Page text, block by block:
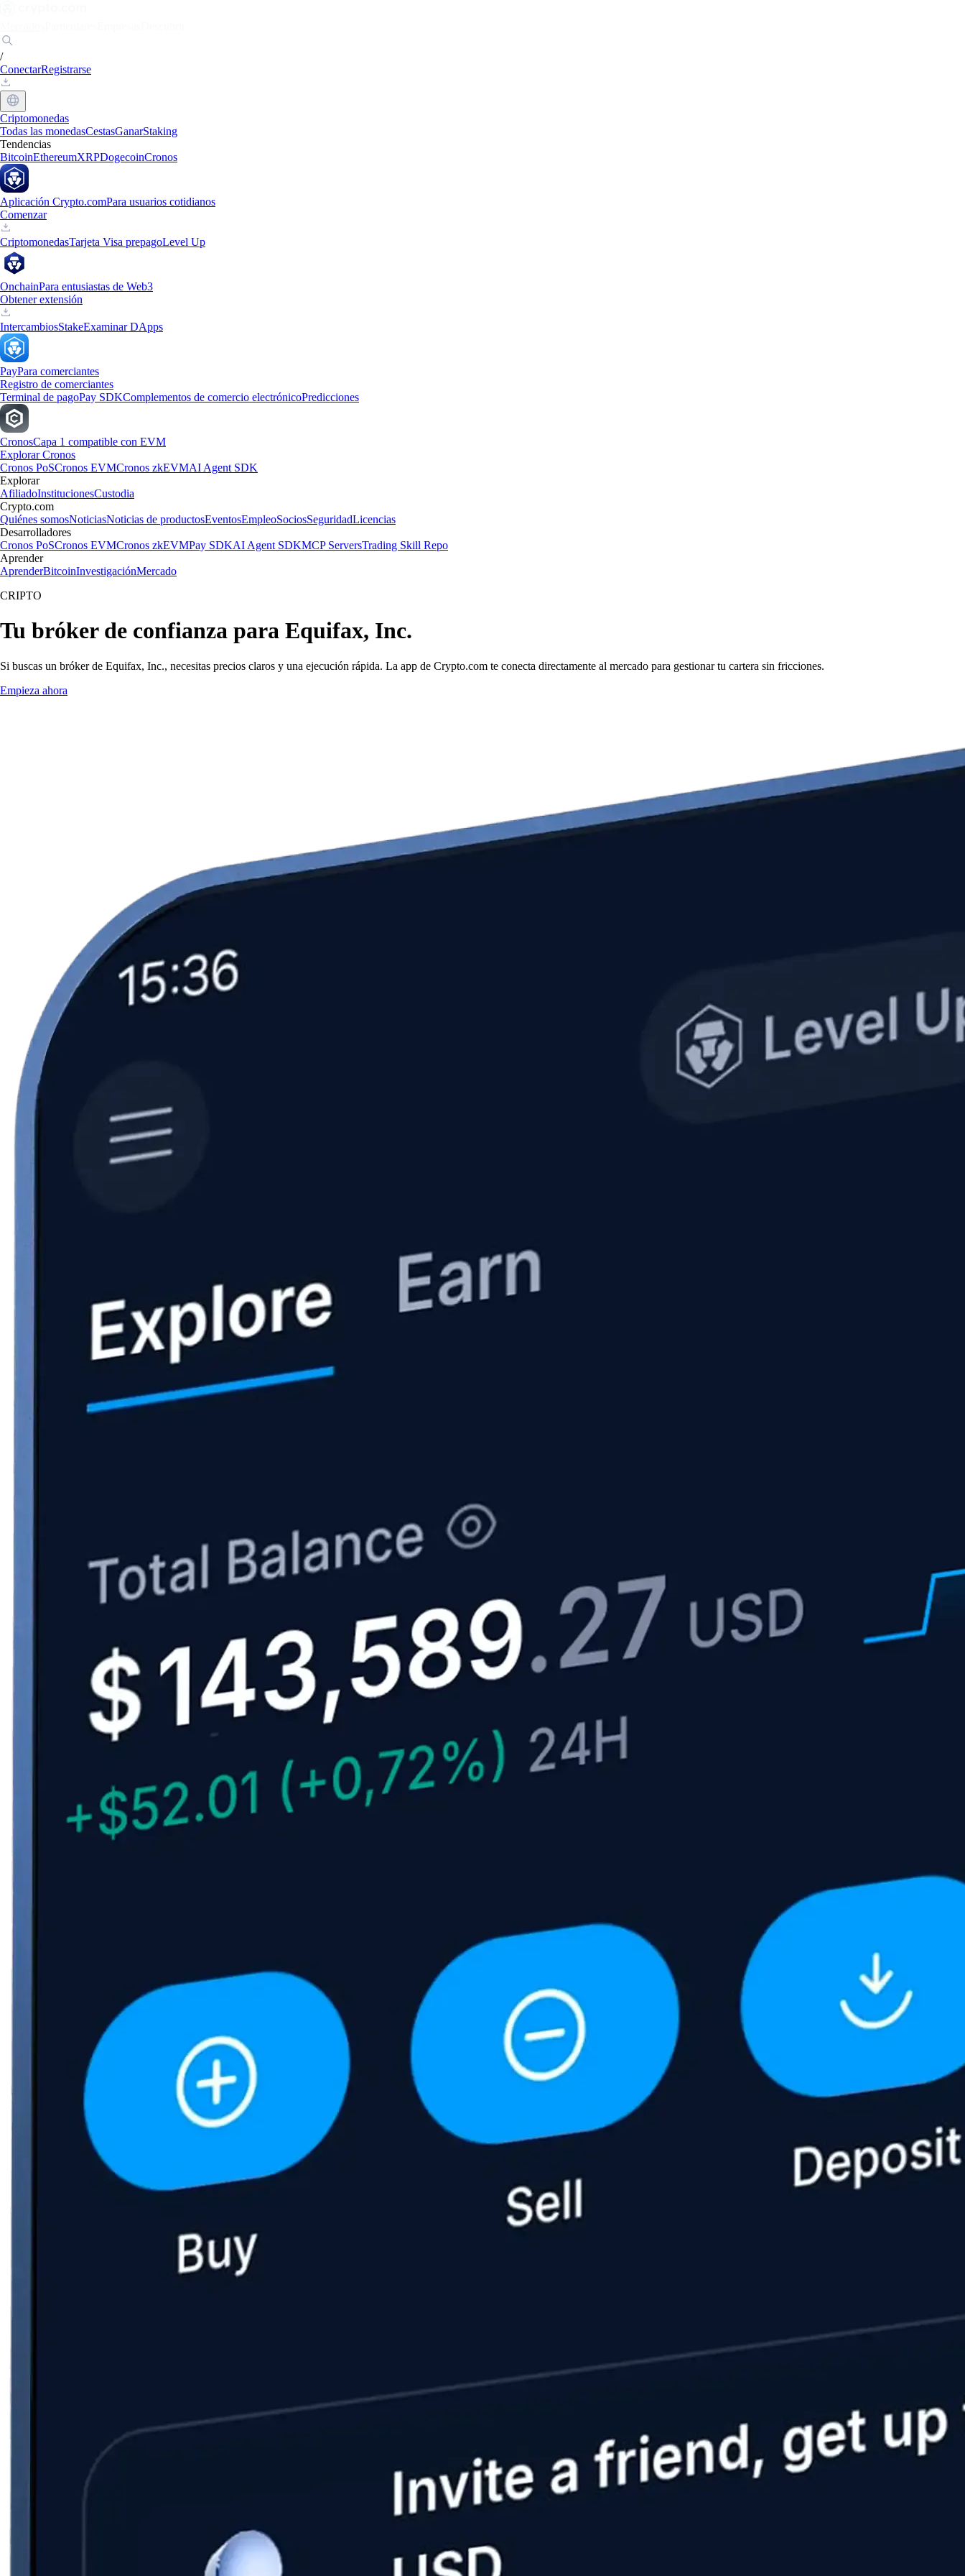
/
ConectarRegistrarse
Criptomonedas
Todas las monedasCestasGanarStaking
Tendencias
BitcoinEthereumXRPDogecoinCronos
Aplicación Crypto.comPara usuarios cotidianos
Comenzar
CriptomonedasTarjeta Visa prepagoLevel Up
OnchainPara entusiastas de Web3
Obtener extensión
IntercambiosStakeExaminar DApps
PayPara comerciantes
Registro de comerciantes
Terminal de pagoPay SDKComplementos de comercio electrónicoPredicciones
CronosCapa 1 compatible con EVM
Explorar Cronos
Cronos PoSCronos EVMCronos zkEVMAI Agent SDK
Explorar
AfiliadoInstitucionesCustodia
Crypto.com
Quiénes somosNoticiasNoticias de productosEventosEmpleoSociosSeguridadLicencias
Desarrolladores
Cronos PoSCronos EVMCronos zkEVMPay SDKAI Agent SDKMCP ServersTrading Skill Repo
Aprender
AprenderBitcoinInvestigaciónMercado
CRIPTO
Tu bróker de confianza para Equifax, Inc.
Si buscas un bróker de Equifax, Inc., necesitas precios claros y una ejecución rápida. La app de Crypto.com te conecta directamente al mercado para gestionar tu cartera sin fricciones.
Empieza ahora